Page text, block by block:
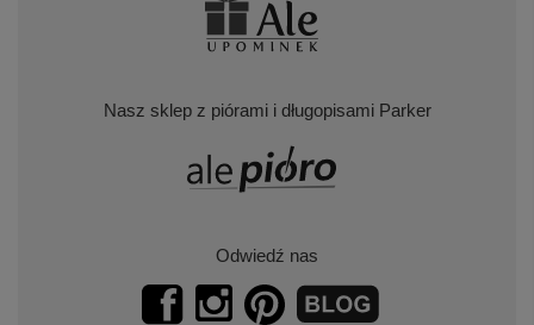
Nasz sklep z piórami i długopisami Parker
Odwiedź nas